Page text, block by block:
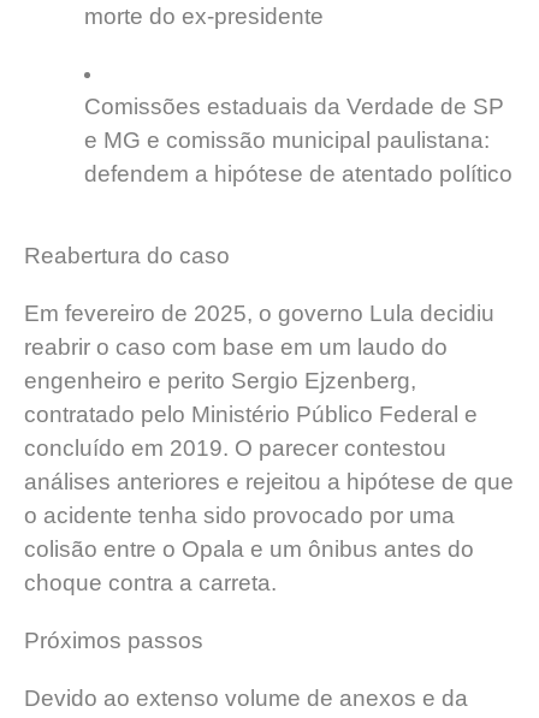
morte do ex-presidente
Comissões estaduais da Verdade de SP
e MG e comissão municipal paulistana:
defendem a hipótese de atentado político
Reabertura do caso
Em fevereiro de 2025, o governo Lula decidiu
reabrir o caso com base em um laudo do
engenheiro e perito Sergio Ejzenberg,
contratado pelo Ministério Público Federal e
concluído em 2019. O parecer contestou
análises anteriores e rejeitou a hipótese de que
o acidente tenha sido provocado por uma
colisão entre o Opala e um ônibus antes do
choque contra a carreta.
Próximos passos
Devido ao extenso volume de anexos e da